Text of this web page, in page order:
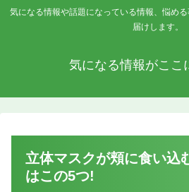
気になる情報や話題になっている情報、悩め
届けします。
気になる情報がここ
立体マスクが頬に食い込
はこの5つ!